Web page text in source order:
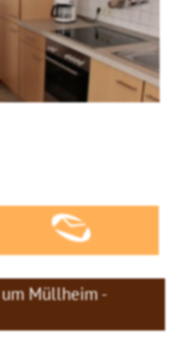
Müllheim -